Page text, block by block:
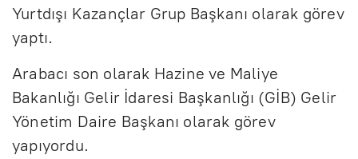
Yurtdışı Kazançlar Grup Başkanı olarak görev
yaptı.
Arabacı son olarak Hazine ve Maliye
Bakanlığı Gelir İdaresi Başkanlığı (GİB) Gelir
Yönetim Daire Başkanı olarak görev
yapıyordu.